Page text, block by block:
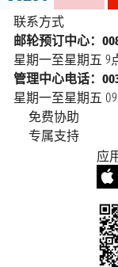
联系方式
邮轮预订中心：
星期一至星期五 9
管理中心电话：
星期一至星期五
免费协助
专属支持
应